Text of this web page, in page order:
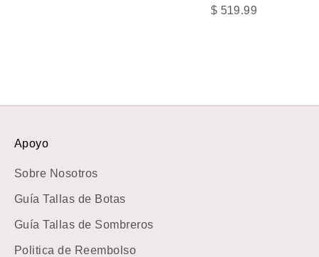
Precio de oferta
$ 519.99
Apoyo
Sobre Nosotros
Guía Tallas de Botas
Guía Tallas de Sombreros
Politica de Reembolso